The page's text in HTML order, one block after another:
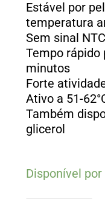
Estável por
temperatura
Sem sinal NTC
Tempo rápido
minutos
Forte
Ativo a 51-
Também
glicerol
Disponível